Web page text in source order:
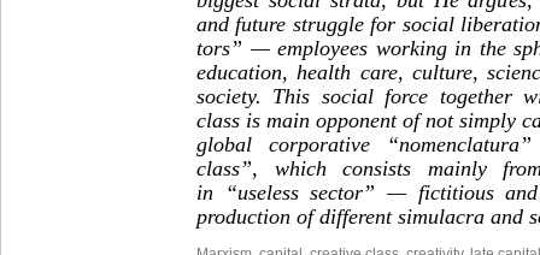
and future struggle for social
tors” — employees working in the
education, health care, culture,
society. This social force together
class is main opponent of not simply
global corporative
class”, which consists mainly
in “useless sector” — fictitious
production of different simulacra and